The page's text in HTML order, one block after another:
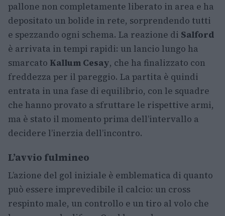
pallone non completamente liberato in area e ha
depositato un bolide in rete, sorprendendo tutti
e spezzando ogni schema. La reazione di Salford
è arrivata in tempi rapidi: un lancio lungo ha
smarcato Kallum Cesay, che ha finalizzato con
freddezza per il pareggio. La partita è quindi
entrata in una fase di equilibrio, con le squadre
che hanno provato a sfruttare le rispettive armi,
ma è stato il momento prima dell’intervallo a
decidere l’inerzia dell’incontro.
L’avvio fulmineo
L’azione del gol iniziale è emblematica di quanto
può essere imprevedibile il calcio: un cross
respinto male, un controllo e un tiro al volo che